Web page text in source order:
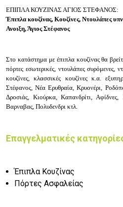
ΕΠΙΠΛΑ ΚΟΥΖΙΝΑΣ ΑΓΙΟΣ ΣΤΕΦΑΝΟΣ:
Έπιπλα κουζίνας, Κουζίνες, Ντουλάπες
Ανοιξη, Άγιος Στέφανος
Στο κατάστημα με έπιπλα κουζίνας θα
πόρτες εσωτερικές, ντουλάπες συρόμενες,
κουζίνες, κλασσικές κουζίνες κ.α.
Στέφανος, Νέα Ερυθραία, Κρυονέρι,
Δροσιάς, Κιούρκα, Καπανδρίτι, Αφίδνες,
Βαρναβας, Πολυδενδρι κτλ.
Επαγγελματικές
Έπιπλα Κουζίνας
Πόρτες Ασφαλείας